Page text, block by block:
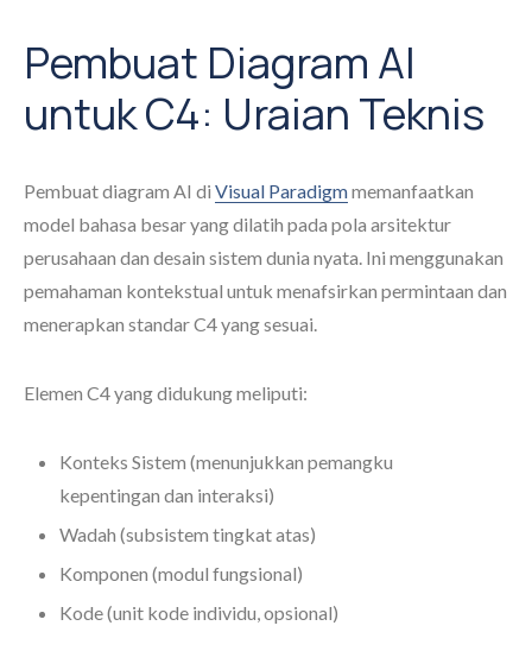
Pembuat Diagram AI
untuk C4: Uraian Teknis
Pembuat diagram AI di Visual Paradigmmemanfaatkan
model bahasa besar yang dilatih pada pola arsitektur
perusahaan dan desain sistem dunia nyata. Ini menggunakan
pemahaman kontekstual untuk menafsirkan permintaan dan
menerapkan standar C4 yang sesuai.
Elemen C4 yang didukung meliputi:
Konteks Sistem (menunjukkan pemangku
kepentingan dan interaksi)
Wadah (subsistem tingkat atas)
Komponen (modul fungsional)
Kode (unit kode individu, opsional)